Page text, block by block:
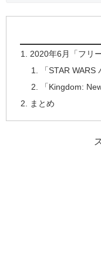
2020年6月「フリ
「STAR
「Kingdom:
まとめ